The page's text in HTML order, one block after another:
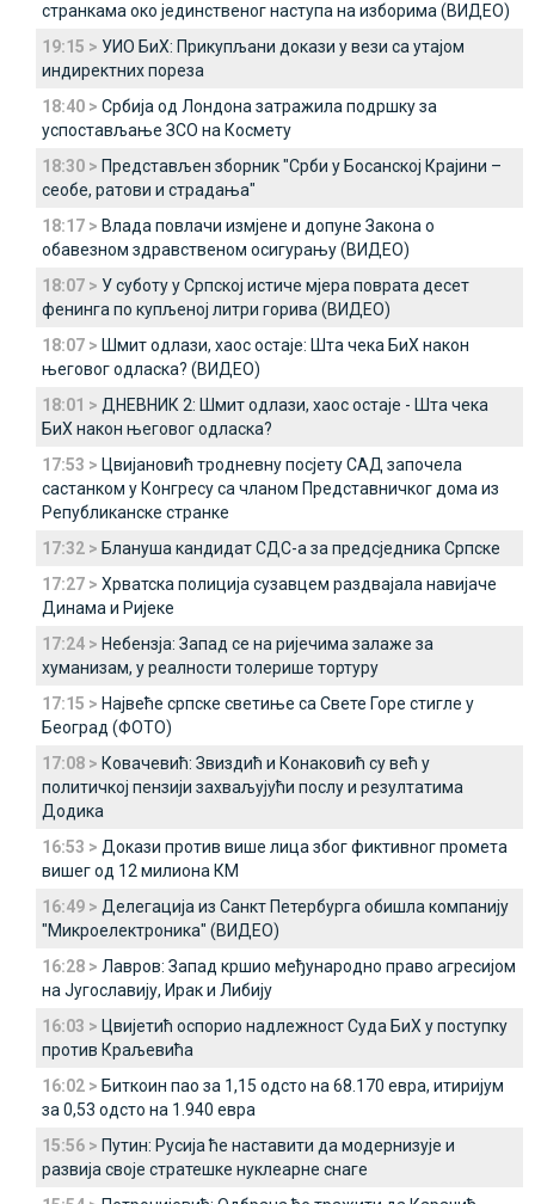
странкама око јединственог наступа на изборима (ВИДЕО)
19:15 > УИО БиХ: Прикупљани докази у вези са утајом
индиректних пореза
18:40 > Србија од Лондона затражила подршку за
успостављање ЗСО на Космету
18:30 > Представљен зборник "Срби у Босанској Крајини –
сеобе, ратови и страдања"
18:17 > Влада повлачи измјене и допуне Закона о
обавезном здравственом осигурању (ВИДЕО)
18:07 > У суботу у Српској истиче мјера поврата десет
фенинга по купљеној литри горива (ВИДЕО)
18:07 > Шмит одлази, хаос остаје: Шта чека БиХ након
његовог одласка? (ВИДЕО)
18:01 > ДНЕВНИК 2: Шмит одлази, хаос остаје - Шта чека
БиХ након његовог одласка?
17:53 > Цвијановић тродневну посјету САД започела
састанком у Конгресу са чланом Представничког дома из
Републиканске странке
17:32 > Блануша кандидат СДС-а за предсједника Српске
17:27 > Хрватска полиција сузавцем раздвајала навијаче
Динама и Ријеке
17:24 > Небензја: Запад се на ријечима залаже за
хуманизам, у реалности толерише тортуру
17:15 > Највеће српске светиње са Свете Горе стигле у
Београд (ФОТО)
17:08 > Ковачевић: Звиздић и Конаковић су већ у
политичкој пензији захваљујући послу и резултатима
Додика
16:53 > Докази против више лица због фиктивног промета
вишег од 12 милиона КМ
16:49 > Делегација из Санкт Петербурга обишла компанију
"Микроелектроника" (ВИДЕО)
16:28 > Лавров: Запад кршио међународно право агресијом
на Југославију, Ирак и Либију
16:03 > Цвијетић оспорио надлежност Суда БиХ у поступку
против Краљевића
16:02 > Биткоин пао за 1,15 одсто на 68.170 евра, итиријум
за 0,53 одсто на 1.940 евра
15:56 > Путин: Русија ће наставити да модернизује и
развија своје стратешке нуклеарне снаге